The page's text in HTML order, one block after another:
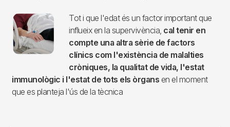
Imagen
Tot i que l'edat és un factor important que
influeix en la supervivència, cal tenir en
compte una altra sèrie de factors
clínics com l'existència de malalties
cròniques, la qualitat de vida, l'estat
immunològic i l'estat de tots els òrgans en el moment
que es planteja l'ús de la tècnica